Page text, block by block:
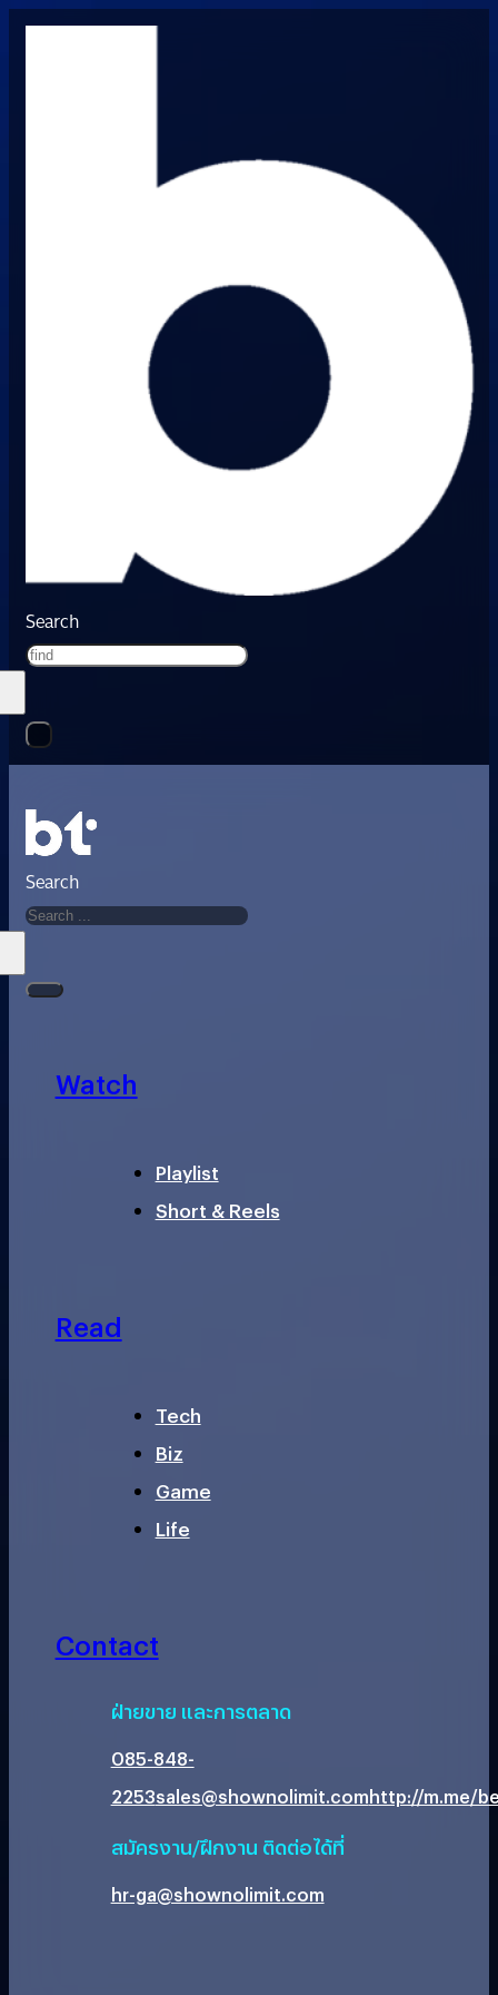
Search
Search
Watch
Playlist
Short & Reels
Read
Tech
Biz
Game
Life
Contact
ฝ่ายขาย และการตลาด
085-848-
2253sales@shownolimit.comhttp://m.me/
สมัครงาน/ฝึกงาน ติดต่อได้ที่
hr-ga@shownolimit.com